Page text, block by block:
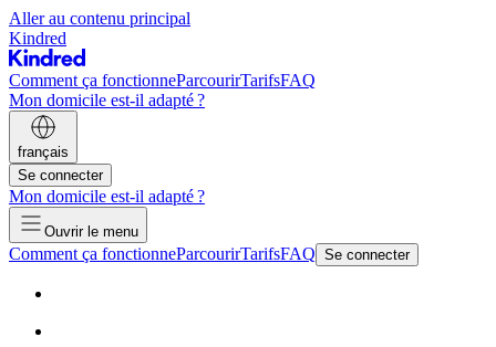
Aller au contenu principal
Kindred
Comment ça fonctionneParcourirTarifsFAQ
Mon domicile est-il adapté ?
français
Se connecter
Mon domicile est-il adapté ?
Ouvrir le menu
Comment ça fonctionneParcourirTarifsFAQ Se connecter